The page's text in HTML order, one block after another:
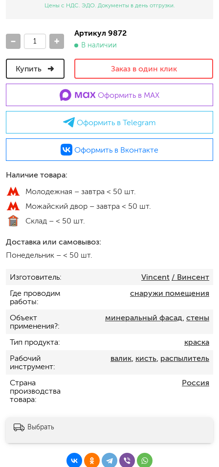
Цены с НДС. ЭДО. Документы в день отгрузки.
- +
Артикул 9872
В наличии
Купить Заказ в один клик
Оформить в MAX
Оформить в Telegram
Оформить в Вконтакте
Наличие товара:
Молодежная – завтра < 50 шт.
Можайский двор – завтра < 50 шт.
Склад – < 50 шт.
Доставка или самовывоз:
Понедельник – < 50 шт.
Изготовитель Vincent / Винсент
Где проводим
работы
снаружи помещения
Объект
применения?
минеральный фасад стены
Тип продукта
краска
Рабочий
инструмент
валик, кисть, распылитель
Страна
производства
товара
Россия
Выбрать